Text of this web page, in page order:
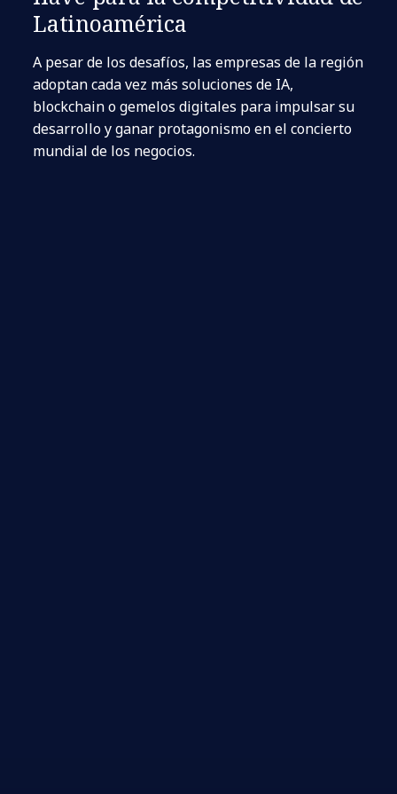
Latinoamérica
A pesar de los desafíos, las empresas de la región
adoptan cada vez más soluciones de IA,
blockchain o gemelos digitales para impulsar su
desarrollo y ganar protagonismo en el concierto
mundial de los negocios.